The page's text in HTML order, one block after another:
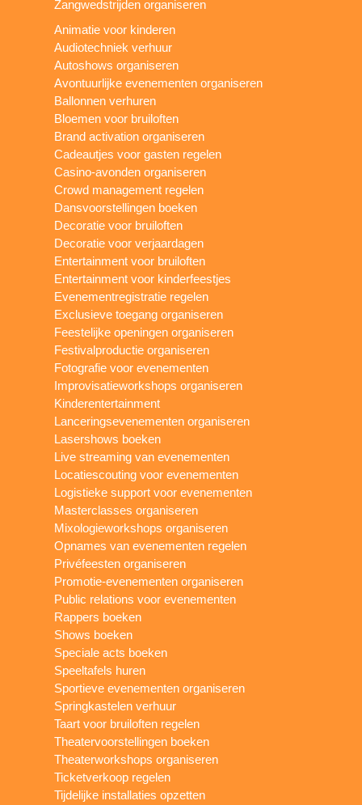
Zangwedstrijden organiseren
Animatie voor kinderen
Audiotechniek verhuur
Autoshows organiseren
Avontuurlijke evenementen organiseren
Ballonnen verhuren
Bloemen voor bruiloften
Brand activation organiseren
Cadeautjes voor gasten regelen
Casino-avonden organiseren
Crowd management regelen
Dansvoorstellingen boeken
Decoratie voor bruiloften
Decoratie voor verjaardagen
Entertainment voor bruiloften
Entertainment voor kinderfeestjes
Evenementregistratie regelen
Exclusieve toegang organiseren
Feestelijke openingen organiseren
Festivalproductie organiseren
Fotografie voor evenementen
Improvisatieworkshops organiseren
Kinderentertainment
Lanceringsevenementen organiseren
Lasershows boeken
Live streaming van evenementen
Locatiescouting voor evenementen
Logistieke support voor evenementen
Masterclasses organiseren
Mixologieworkshops organiseren
Opnames van evenementen regelen
Privéfeesten organiseren
Promotie-evenementen organiseren
Public relations voor evenementen
Rappers boeken
Shows boeken
Speciale acts boeken
Speeltafels huren
Sportieve evenementen organiseren
Springkastelen verhuur
Taart voor bruiloften regelen
Theatervoorstellingen boeken
Theaterworkshops organiseren
Ticketverkoop regelen
Tijdelijke installaties opzetten